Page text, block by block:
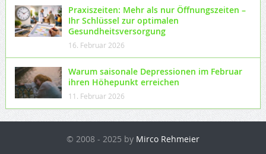
Praxiszeiten: Mehr als nur Öffnungszeiten –
Ihr Schlüssel zur optimalen
Gesundheitsversorgung
16. Februar 2026
Warum saisonale Depressionen im Februar
ihren Höhepunkt erreichen
11. Februar 2026
© 2008 - 2025 by Mirco Rehmeier